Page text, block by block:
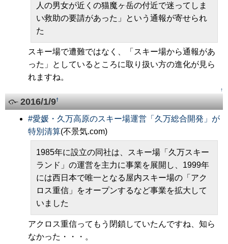
人の男女が近くの猫魔ヶ岳の付近で迷ってしま
い救助の要請があった」という通報が寄せられ
た
スキー場で遭難ではなく、「スキー場から通報があ
った」としているところに取り扱い方の進化が見ら
れますね。
↑
2016/1/9†
#愛媛・久万高原のスキー場運営「久万総合開発」が
特別清算(不景気.com)
1985年に設立の同社は、スキー場「久万スキー
ランド」の運営を主力に事業を展開し、1999年
には西日本で唯一となる屋内スキー場の「アク
ロス重信」をオープンするなど事業を拡大して
いました
アクロス重信ってもう閉鎖していたんですね、知ら
なかった・・・。